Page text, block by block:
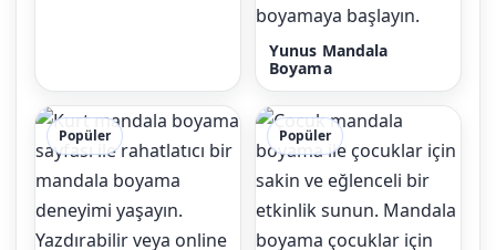
Yunus Mandala
Boyama
Popüler Popüler